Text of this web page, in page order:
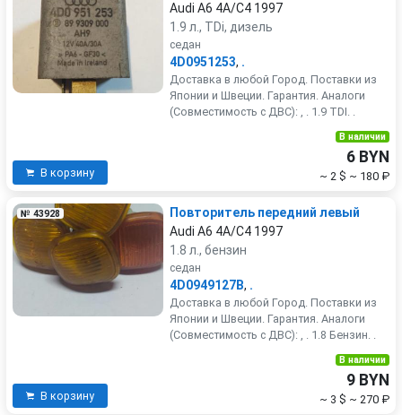
Audi A6 4A/C4 1997
1.9 л., TDi, дизель
седан
4D0951253, .
Доставка в любой Город. Поставки из
Японии и Швеции. Гарантия. Аналоги
(Совместимость с ДВС): , . 1.9 TDI. .
В корзину
В наличии
6 BYN
~ 2 $ ~ 180 ₽
№ 43928
Повторитель передний левый
Audi A6 4A/C4 1997
1.8 л., бензин
седан
4D0949127B, .
Доставка в любой Город. Поставки из
Японии и Швеции. Гарантия. Аналоги
(Совместимость с ДВС): , . 1.8 Бензин. .
В корзину
В наличии
9 BYN
~ 3 $ ~ 270 ₽